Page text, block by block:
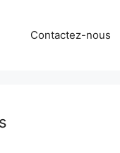
Contactez-nous